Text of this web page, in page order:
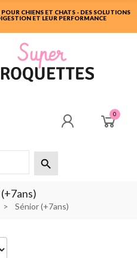
CHIENS ET CHATS - DES SOLUTIONS
ET LEUR PERFORMANCE
0

Sénior (+7ans)